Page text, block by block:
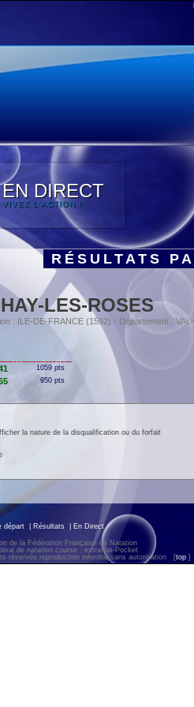
EN DIRECT
VIVEZ L'ACTION !
RÉSULTATS
LES-ROSES
: ILE-DE-FRANCE (1592) - Département :
1059 pts
950 pts
la nature de la disqualification ou du forfait
départ Résultats En Direct
de la Fédération Française de Natation
de natation course : extraNat-Pocket
réservés reproduction interdite sans autorisation
[top ]